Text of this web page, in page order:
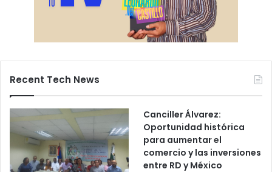
Recent Tech News
Canciller Álvarez:
Oportunidad histórica
para aumentar el
comercio y las inversiones
entre RD y México